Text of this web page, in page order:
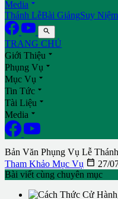
Media 
Thánh LễBài GiảngSuy

TRANG CHỦ
Giới Thiệu 
Phụng Vụ 
Mục Vụ 
Tin Tức 
Tài Liệu 
Media 
Bản Văn Phụng Vụ Lễ
Tham Khảo Mục Vụ  27/
Bài viết cùng chuyên mục